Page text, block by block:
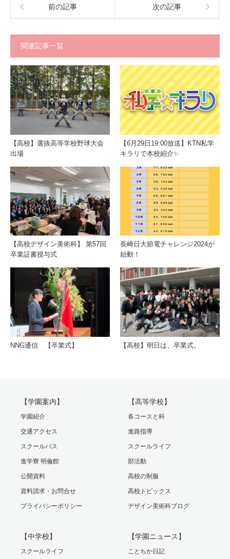
前の記事 次の記事
関連記事一覧
【高校】選抜高等学校野球大会
出場
【6月29日19:00放送】KTN私学
キラリで本校紹介✨
【高校デザイン美術科】 第57回
卒業証書授与式
長崎日大節電チャレンジ2024が
始動！
NNG通信 【卒業式】 【高校】明日は、卒業式。
【学園案内】
学園紹介
交通アクセス
スクールバス
進学寮 明倫館
公開資料
資料請求・お問合せ
プライバシーポリシー
【高等学校】
各コースと科
進路指導
スクールライフ
部活動
高校の制服
高校トピックス
デザイン美術科ブログ
【中学校】
スクールライフ
【学園ニュース】
ことちか日記